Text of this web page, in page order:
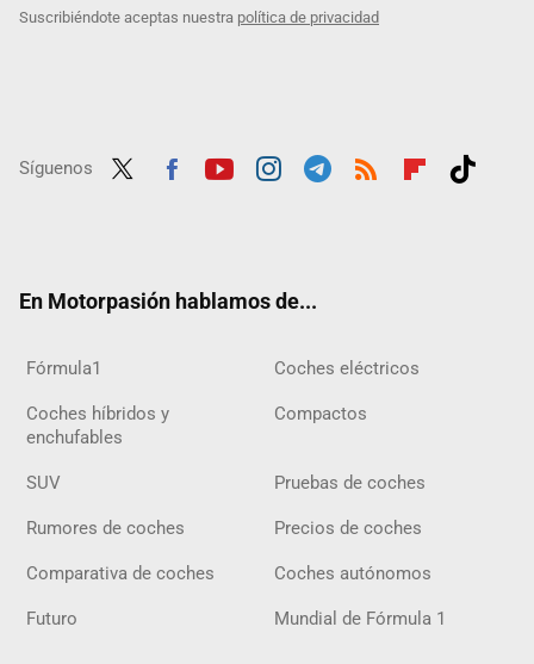
Suscribiéndote aceptas nuestra política de privacidad
Síguenos
En Motorpasión hablamos de...
Fórmula1 Coches eléctricos
Coches híbridos y
enchufables
Compactos
SUV Pruebas de coches
Rumores de coches Precios de coches
Comparativa de coches Coches autónomos
Futuro Mundial de Fórmula 1